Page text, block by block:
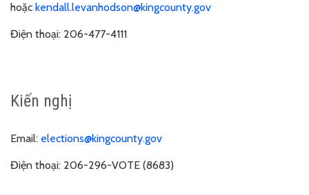
hoặc kendall.levanhodson@kingcounty.gov
Điện thoại: 206-477-4111
Kiến nghị
Email: elections@kingcounty.gov
Điện thoại: 206-296-VOTE (8683)